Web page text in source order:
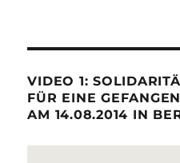
VIDEO 1:
FÜR EINE
AM 14.08.2014 IN